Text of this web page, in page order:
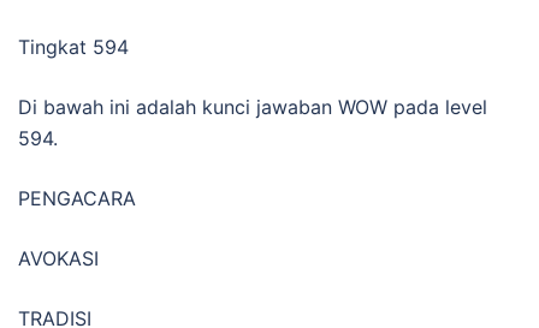
Tingkat 594
Di bawah ini adalah kunci jawaban WOW pada level
594.
PENGACARA
AVOKASI
TRADISI